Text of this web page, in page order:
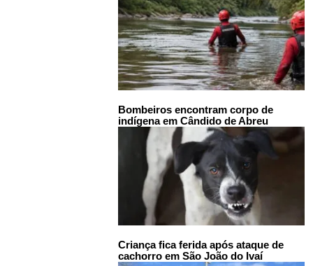
Bombeiros encontram corpo de
indígena em Cândido de Abreu
Criança fica ferida após ataque de
cachorro em São João do Ivaí